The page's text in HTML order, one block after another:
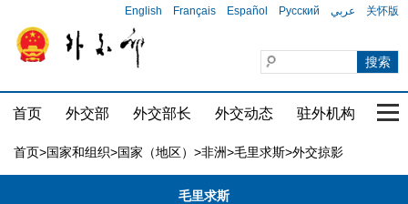
English Français Español Русский عربي 关怀版
首页 外交部 外交部长 外交动态 驻外机构 国
首页>国家和组织>国家（地区） >非洲>毛里求斯>外交掠影
毛里求斯